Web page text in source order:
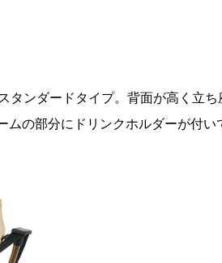
タンダードタイプ。背面が高く立
の部分にドリンクホルダーが付い